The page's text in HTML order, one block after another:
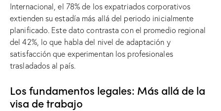
Internacional, el 78% de los expatriados corporativos
extienden su estadía más allá del periodo inicialmente
planificado. Este dato contrasta con el promedio regional
del 42%, lo que habla del nivel de adaptación y
satisfacción que experimentan los profesionales
trasladados al país.
Los fundamentos legales: Más allá de la
visa de trabajo